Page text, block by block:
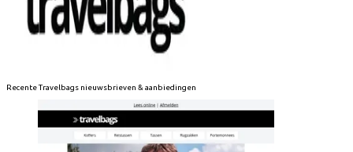
RecenteTravelbags nieuwsbrieven & aanbiedingen